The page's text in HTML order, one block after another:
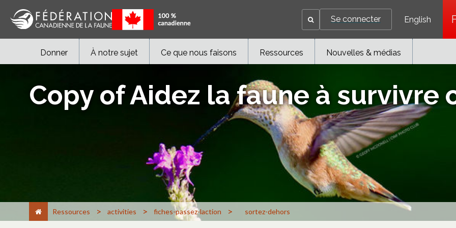
Se connecter English
Donner À notre sujet Ce que nous faisons Ressources Nouvelles & médias
Copy of Aidez la faune à survivre
Ressources > activities > fiches-passez-laction > sortez-dehors